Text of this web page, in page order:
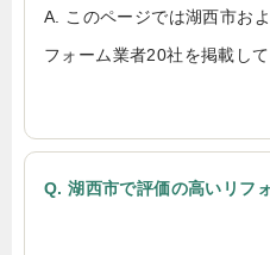
A. このページでは湖西市お
フォーム業者20社を掲載して
Q. 湖西市で評価の高いリフ